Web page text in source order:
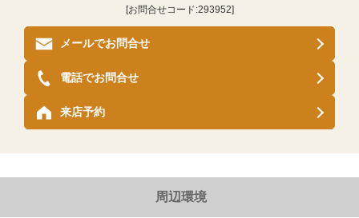
[お問合せコード:293952]
メールでお問合せ
来店予約
電話でお問合せ
周辺環境